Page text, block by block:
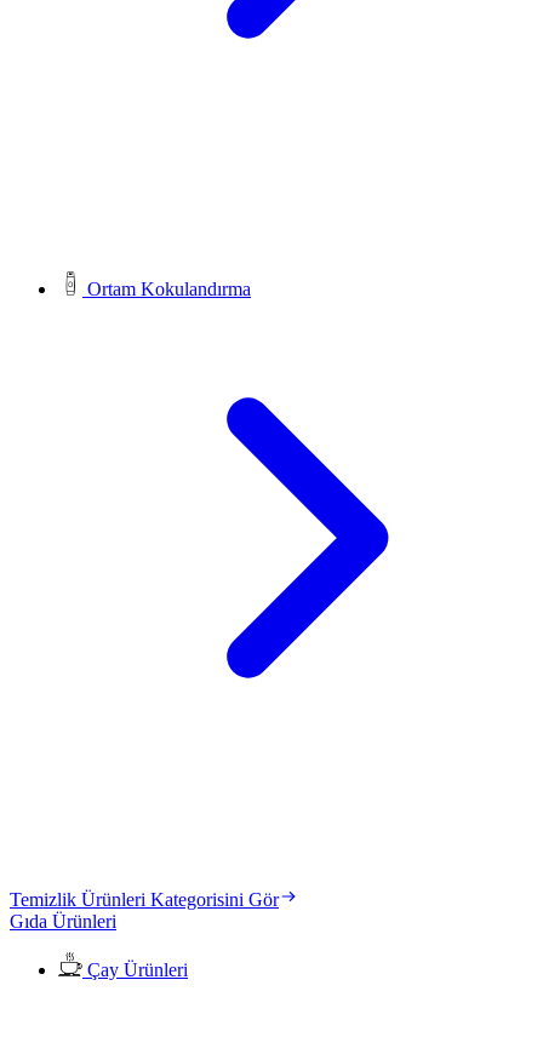
Ortam Kokulandırma
Temizlik Ürünleri Kategorisini Gör
Gıda Ürünleri
Çay Ürünleri